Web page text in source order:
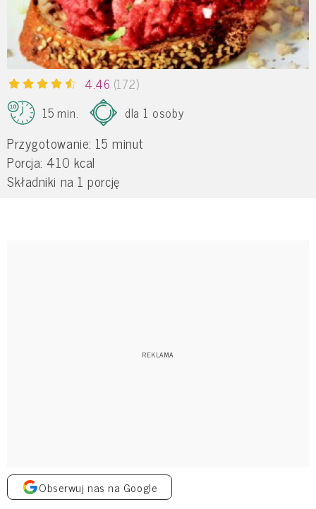
4.46 (172)
15 min.
dla 1 osoby
Przygotowanie: 15 minut
Porcja: 410 kcal
Składniki na 1 porcję
Obserwuj nas na Google